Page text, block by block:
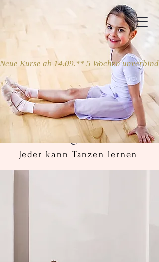
Neue Kurse ab 14.09.** 5 Wochen
Programe
Jeder kann Tanzen lernen